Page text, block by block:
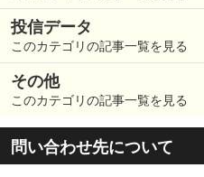
投信データ
このカテゴリの記事一覧を見る
その他
このカテゴリの記事一覧を見る
問い合わせ先について